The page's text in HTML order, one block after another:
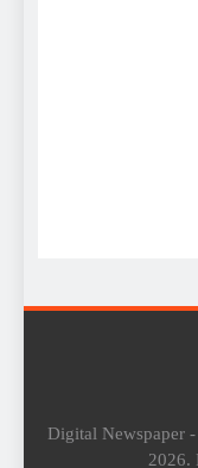
Digital Newspaper
2026.